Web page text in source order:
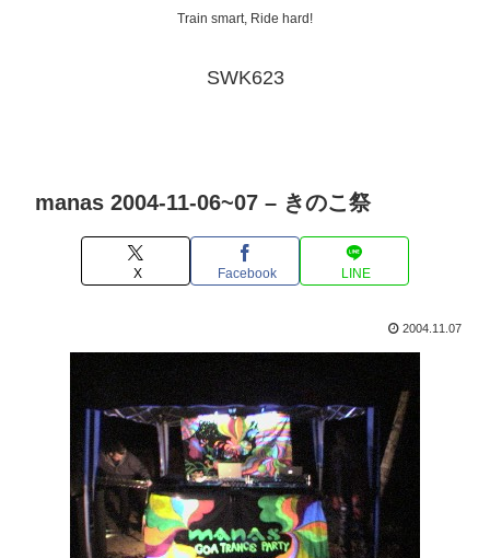
Train smart, Ride hard!
SWK623
manas 2004-11-06~07 – きのこ祭
X Facebook LINE
2004.11.07